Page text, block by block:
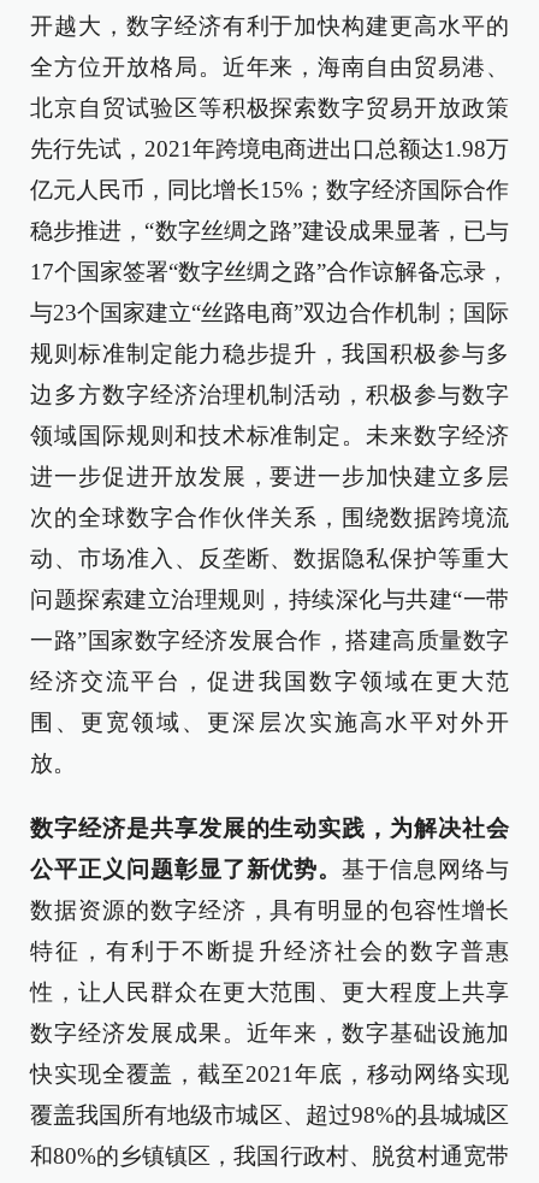
开越大，数字经济有利于加快构建更高水平的
全方位开放格局。近年来，海南自由贸易港、
北京自贸试验区等积极探索数字贸易开放政策
先行先试，2021年跨境电商进出口总额达1.98万
亿元人民币，同比增长15%；数字经济国际合作
稳步推进，“数字丝绸之路”建设成果显著，已与
17个国家签署“数字丝绸之路”合作谅解备忘录，
与23个国家建立“丝路电商”双边合作机制；国际
规则标准制定能力稳步提升，我国积极参与多
边多方数字经济治理机制活动，积极参与数字
领域国际规则和技术标准制定。未来数字经济
进一步促进开放发展，要进一步加快建立多层
次的全球数字合作伙伴关系，围绕数据跨境流
动、市场准入、反垄断、数据隐私保护等重大
问题探索建立治理规则，持续深化与共建“一带
一路”国家数字经济发展合作，搭建高质量数字
经济交流平台，促进我国数字领域在更大范
围、更宽领域、更深层次实施高水平对外开
放。
数字经济是共享发展的生动实践，为解决社会
公平正义问题彰显了新优势。基于信息网络与
数据资源的数字经济，具有明显的包容性增长
特征，有利于不断提升经济社会的数字普惠
性，让人民群众在更大范围、更大程度上共享
数字经济发展成果。近年来，数字基础设施加
快实现全覆盖，截至2021年底，移动网络实现
覆盖我国所有地级市城区、超过98%的县城城区
和80%的乡镇镇区，我国行政村、脱贫村通宽带